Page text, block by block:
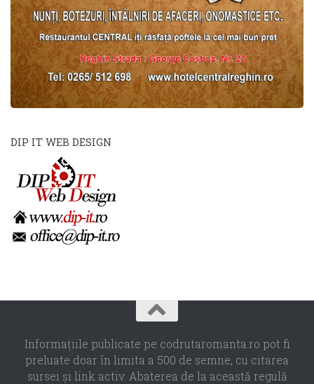
DIP IT WEB DESIGN
Informaţiile publicate pe codrutaromanta.ro pot fi
preluate doar în limita a 500 de semne, cu citarea
sursei şi link activ. Abaterea de la această regulă